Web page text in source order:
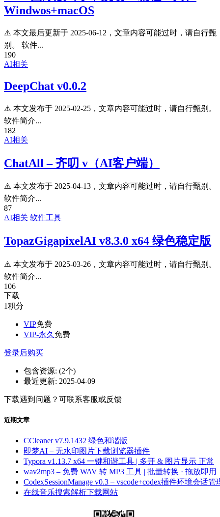
Windwos+macOS
⚠️ 本文最后更新于 2025-06-12，文章内容可能过时，请自行甄
别。 软件...
190
AI相关
DeepChat v0.0.2
⚠️ 本文发布于 2025-02-25，文章内容可能过时，请自行甄别。
软件简介...
182
AI相关
ChatAll – 齐叨 v（AI客户端）
⚠️ 本文发布于 2025-04-13，文章内容可能过时，请自行甄别。
软件简介...
87
AI相关 软件工具
TopazGigapixelAI v8.3.0 x64 绿色稳定版
⚠️ 本文发布于 2025-03-26，文章内容可能过时，请自行甄别。
软件简介...
106
下载
1积分
VIP免费
VIP-永久 免费
登录后购买
包含资源: (2个)
最近更新: 2025-04-09
下载遇到问题？可联系客服或反馈
近期文章
CCleaner v7.9.1432 绿色和谐版
即梦AI – 无水印图片下载浏览器插件
Typora v1.13.7 x64 一键和谐工具 | 多开 & 图片显示 正常
wav2mp3 – 免费 WAV 转 MP3 工具 | 批量转换 · 拖放即用
CodexSessionManage v0.3 – vscode+codex插件环境会话管
在线音乐搜索解析下载网站